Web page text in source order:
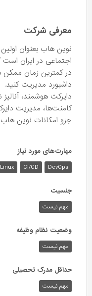
معرفی شرکت
نوین هاب بعنوان
اجتماعی در ایران
در کمترین زمان
داشبورد مدیریت کنید.
دایرکت هوشمند،
کامنت‌ها، مدیریت
جزو امکانات نوین
مهارت‌های مورد نیاز
DevOps
CI/CD
Linux
جنسیت
مهم نیست
وضعیت نظام وظیفه
مهم‌ نیست
حداقل مدرک تحصیلی
مهم نیست